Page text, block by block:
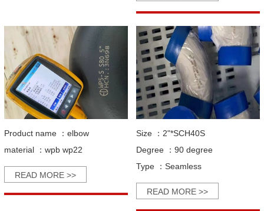
Product name ： elbow
material ： wpb wp22
READ MORE >>
Size ： 2"*SCH40S
Degree ： 90 degree
Type ： Seamless
READ MORE >>